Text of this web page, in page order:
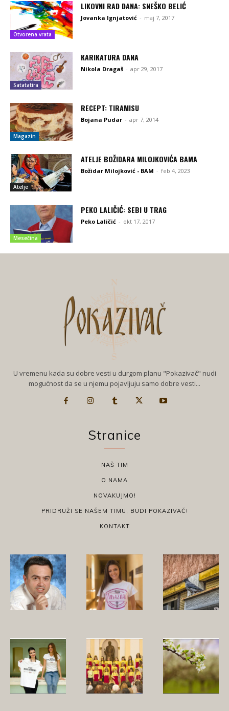
Otvorena vrata
LIKOVNI RAD DANA: SNEŠKO BELIĆ
Jovanka Ignjatović - maj 7, 2017
Satatatira
KARIKATURA DANA
Nikola Dragaš - apr 29, 2017
Magazin
RECEPT: TIRAMISU
Bojana Pudar - apr 7, 2014
Atelje
ATELJE BOŽIDARA MILOJKOVIĆA BAMA
Božidar Milojković - BAM - feb 4, 2023
Mesečina
PEKO LALIČIĆ: SEBI U TRAG
Peko Laličić - okt 17, 2017
U vremenu kada su dobre vesti u durgom planu "Pokazivač" nudi
mogućnost da se u njemu pojavljuju samo dobre vesti...
Stranice
NAŠ TIM
O NAMA
NOVAKUJMO!
PRIDRUŽI SE NAŠEM TIMU, BUDI POKAZIVAČ!
KONTAKT